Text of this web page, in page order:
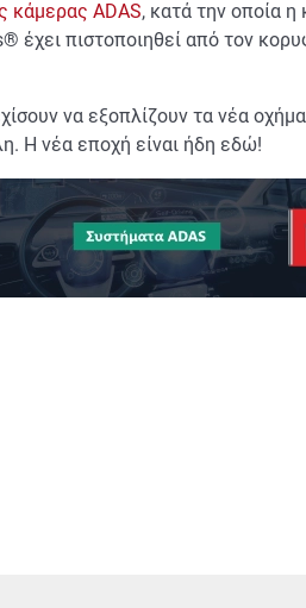
κάμερας ADAS, κατά την οποία
πιστοποιηθεί από τον
να εξοπλίζουν τα νέα
Η νέα εποχή είναι ήδη εδώ!